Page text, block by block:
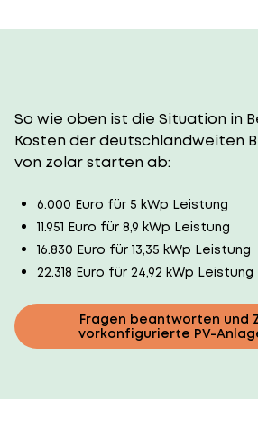
So wie oben ist die Situation in
Kosten der deutschlandweiten
von zolar starten ab:
6.000 Euro für 5 kWp Leistung
11.951 Euro für 8,9 kWp Leistung
16.830 Euro für 13,35 kWp Leistung
22.318 Euro für 24,92 kWp Leistung
Fragen beantworten und
vorkonfigurierte PV-